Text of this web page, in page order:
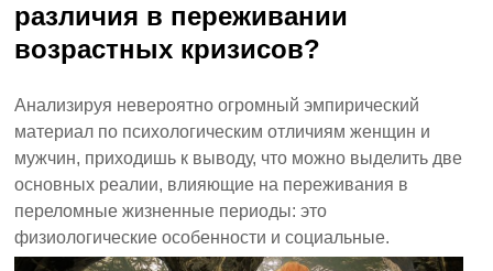
различия в переживании
возрастных кризисов?
Анализируя невероятно огромный эмпирический
материал по психологическим отличиям женщин и
мужчин, приходишь к выводу, что можно выделить две
основных реалии, влияющие на переживания в
переломные жизненные периоды: это
физиологические особенности и социальные.